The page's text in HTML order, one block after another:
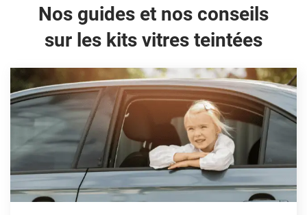
Skoda
Tesla
Toyota
Volkswagen
Alfa Romeo
Nos guides et nos conseils
sur les kits vitres teintées